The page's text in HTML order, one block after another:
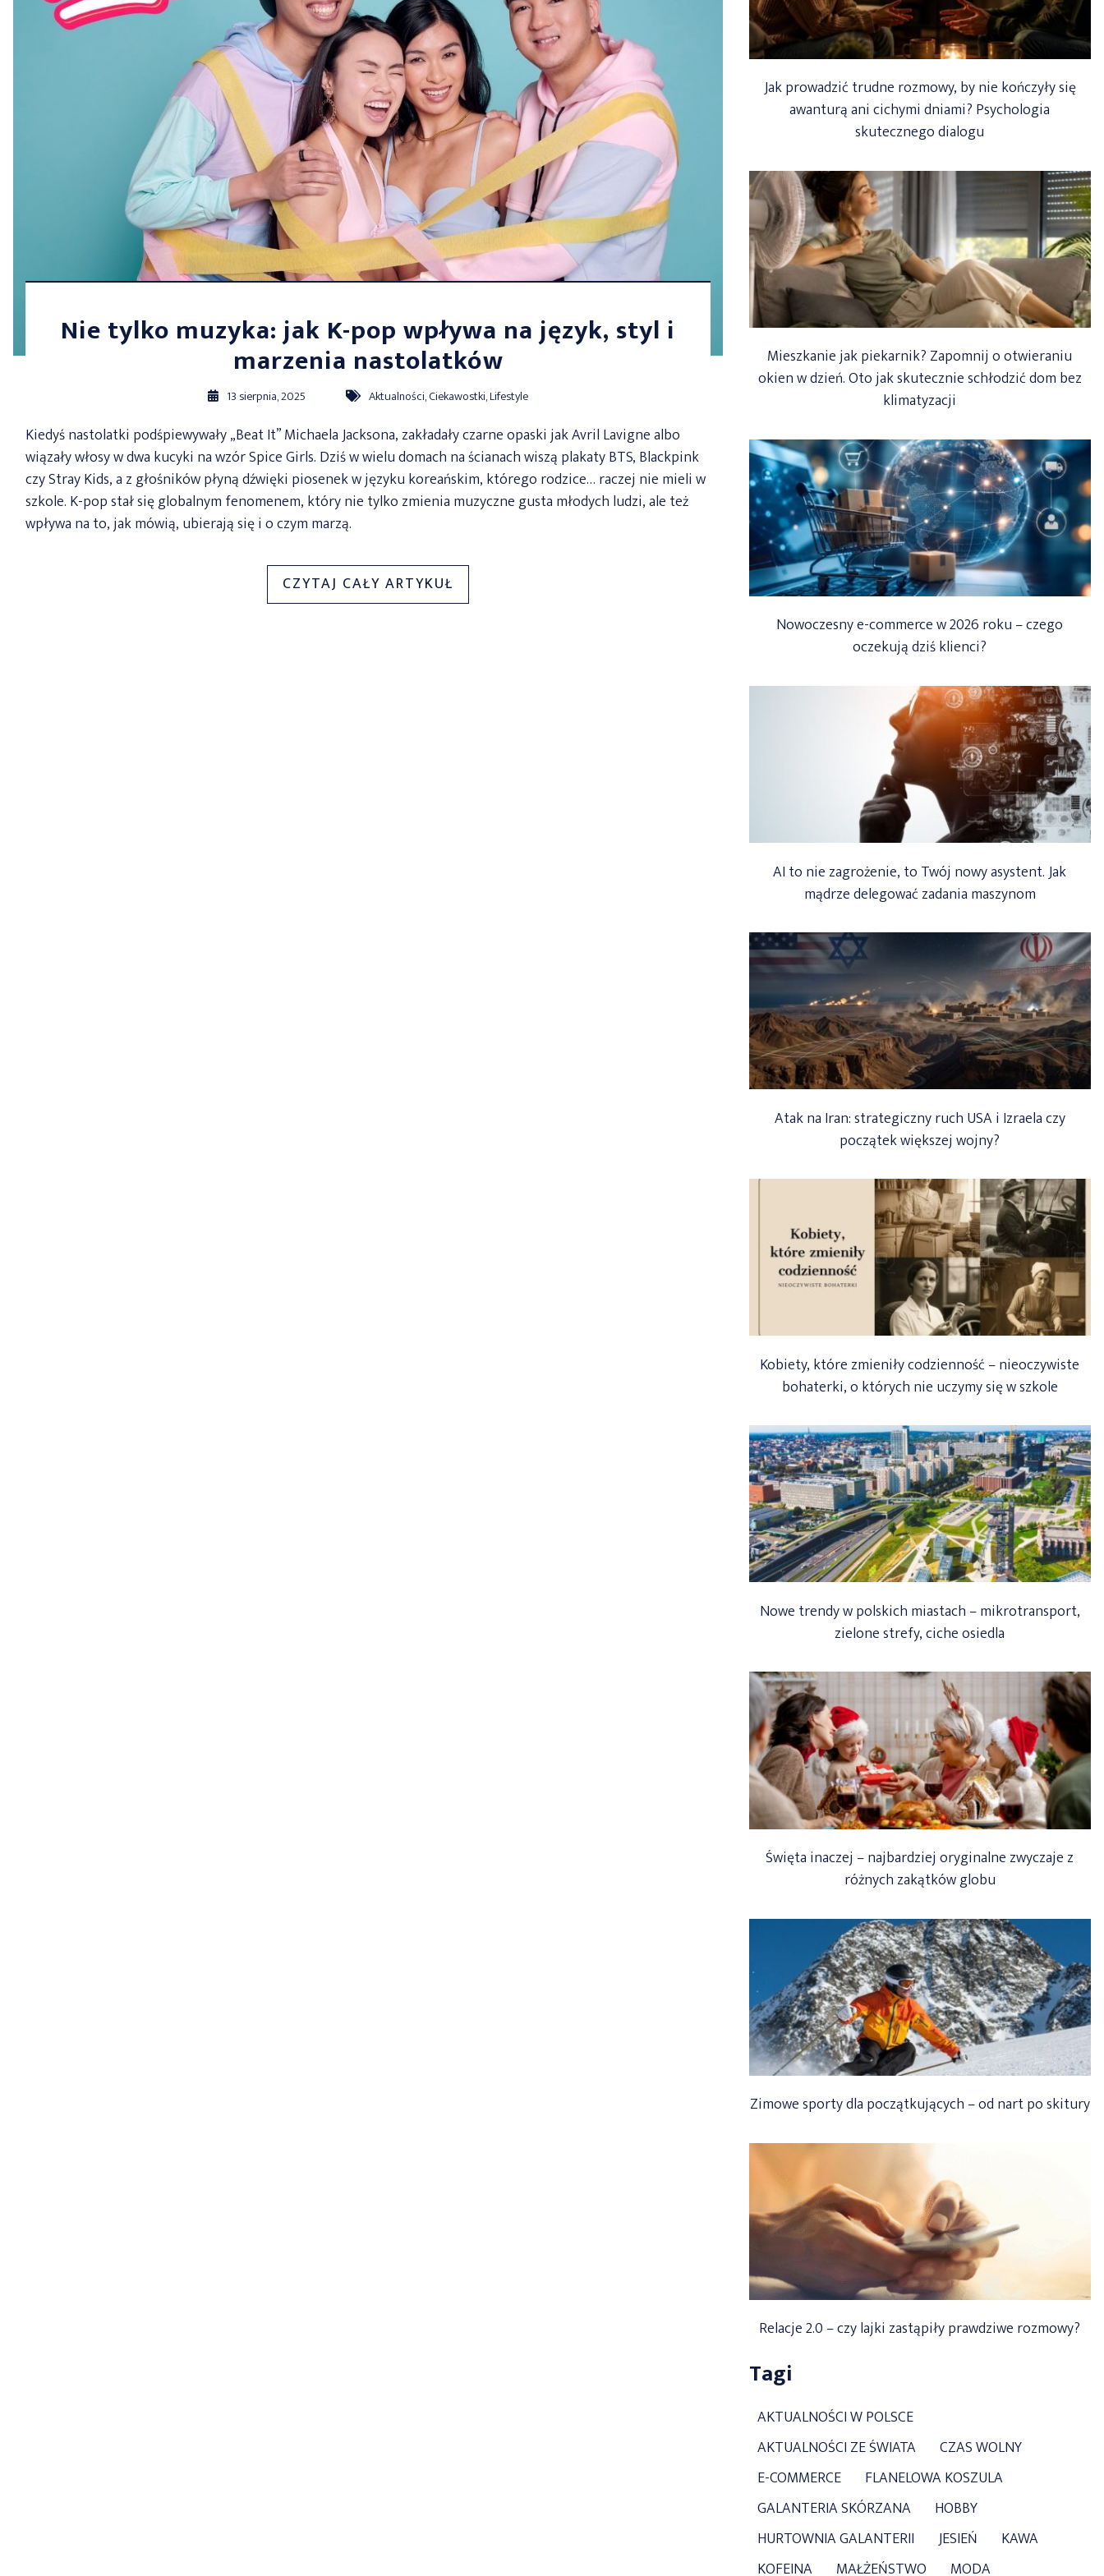
Nie tylko muzyka: jak K-pop wpływa na język, styl i
marzenia nastolatków
13 sierpnia, 2025 Aktualności,Ciekawostki,Lifestyle
Kiedyś nastolatki podśpiewywały „Beat It” Michaela Jacksona, zakładały czarne opaski jak Avril Lavigne albo
wiązały włosy w dwa kucyki na wzór Spice Girls. Dziś w wielu domach na ścianach wiszą plakaty BTS, Blackpink
czy Stray Kids, a z głośników płyną dźwięki piosenek w języku koreańskim, którego rodzice… raczej nie mieli w
szkole. K-pop stał się globalnym fenomenem, który nie tylko zmienia muzyczne gusta młodych ludzi, ale też
wpływa na to, jak mówią, ubierają się i o czym marzą.
CZYTAJ CAŁY ARTYKUŁ
TYLKO
Jak prowadzić trudne rozmowy, by nie kończyły się
awanturą ani cichymi dniami? Psychologia
skutecznego dialogu
Mieszkanie jak piekarnik? Zapomnij o otwieraniu
okien w dzień. Oto jak skutecznie schłodzić dom bez
klimatyzacji
Nowoczesny e-commerce w 2026 roku – czego
oczekują dziś klienci?
AI to nie zagrożenie, to Twój nowy asystent. Jak
mądrze delegować zadania maszynom
Atak na Iran: strategiczny ruch USA i Izraela czy
początek większej wojny?
Kobiety, które zmieniły codzienność – nieoczywiste
bohaterki, o których nie uczymy się w szkole
Nowe trendy w polskich miastach – mikrotransport,
zielone strefy, ciche osiedla
Święta inaczej – najbardziej oryginalne zwyczaje z
różnych zakątków globu
Zimowe sporty dla początkujących – od nart po skitury
Relacje 2.0 – czy lajki zastąpiły prawdziwe rozmowy?
Tagi
AKTUALNOŚCI W POLSCE
AKTUALNOŚCI ZE ŚWIATA
CZAS WOLNY
E-COMMERCE
FLANELOWA KOSZULA
GALANTERIA SKÓRZANA
HOBBY
HURTOWNIA GALANTERII
JESIEŃ
KAWA
KOFEINA
MAŁŻEŃSTWO MODA